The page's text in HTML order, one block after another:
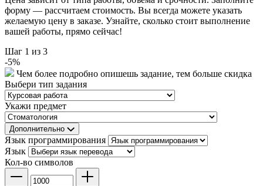
форму — рассчитаем стоимость. Вы всегда можете указать
желаемую цену в заказе. Узнайте, сколько стоит выполнение
вашей работы, прямо сейчас!
Шаг 1 из 3
-5%
Чем более подробно опишешь задание, тем больше скидка
Выбери тип задания
Укажи предмет
Дополнительно
Язык программирования
Язык
Кол-во символов